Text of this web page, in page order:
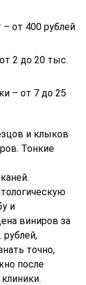
от 400 рублей
2 до 20 тыс.
– от 7 до 25
и клыков
Тонкие
и
виниров за
рублей,
точно,
после